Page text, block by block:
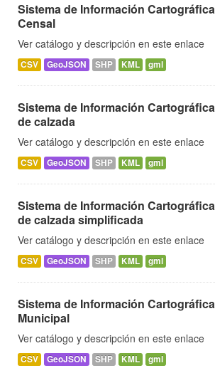
Sistema de Información
Censal
Ver catálogo y descripción en este enlace
CSV GeoJSON SHP KML gml
Sistema de Información
de calzada
Ver catálogo y descripción en este enlace
CSV GeoJSON SHP KML gml
Sistema de Información
de calzada simplificada
Ver catálogo y descripción en este enlace
CSV GeoJSON SHP KML gml
Sistema de Información
Municipal
Ver catálogo y descripción en este enlace
CSV GeoJSON SHP KML gml